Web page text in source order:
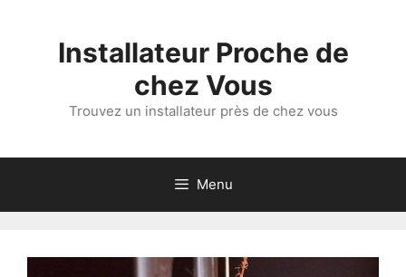
Installateur Proche de
chez Vous
Trouvez un installateur près de chez vous
Menu